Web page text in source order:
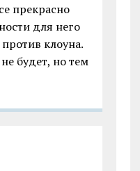
прекрасно
для него
клоуна.
будет, но тем